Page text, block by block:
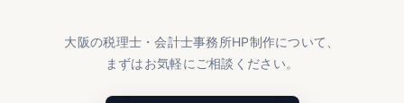
大阪の税理士・会計士事務所HP制作について、
まずはお気軽にご相談ください。